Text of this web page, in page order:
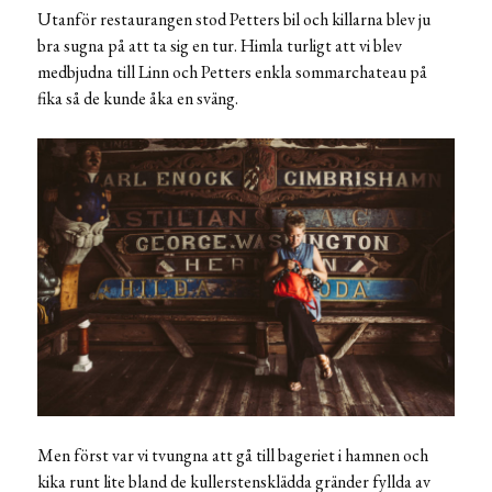
Utanför restaurangen stod Petters bil och killarna blev ju
bra sugna på att ta sig en tur. Himla turligt att vi blev
medbjudna till Linn och Petters enkla sommarchateau på
fika så de kunde åka en sväng.
Men först var vi tvungna att gå till bageriet i hamnen och
kika runt lite bland de kullerstensklädda gränder fyllda av